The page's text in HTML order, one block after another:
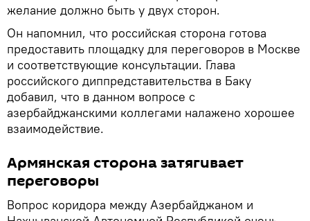
желание должно быть у двух сторон.
Он напомнил, что российская сторона готова
предоставить площадку для переговоров в Москве
и соответствующие консультации. Глава
российского диппредставительства в Баку
добавил, что в данном вопросе с
азербайджанскими коллегами налажено хорошее
взаимодействие.
Армянская сторона затягивает
переговоры
Вопрос коридора между Азербайджаном и